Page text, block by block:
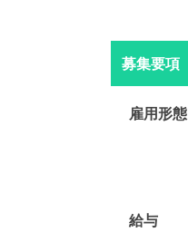
募集要項
雇用形態
給与